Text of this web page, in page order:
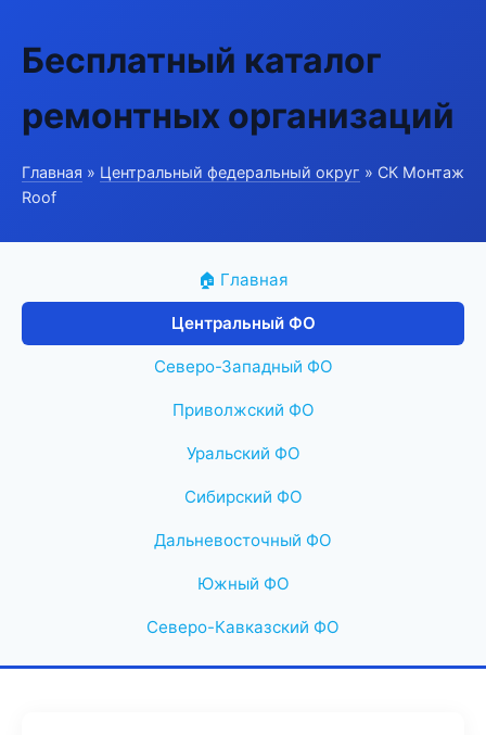
Бесплатный каталог
ремонтных организаций
Главная » Центральный федеральный округ » СК Монтаж
Roof
🏠 Главная
Центральный ФО
Северо-Западный ФО
Приволжский ФО
Уральский ФО
Сибирский ФО
Дальневосточный ФО
Южный ФО
Северо-Кавказский ФО